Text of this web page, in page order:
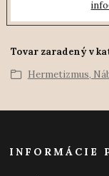
Tovar zaradený v
Hermetizmus,
INFORMÁCIE